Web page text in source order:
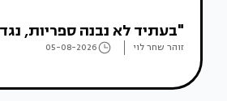
"בעתיד לא נבנה ספריות,
זוהר שחר לוי 05-08-2026